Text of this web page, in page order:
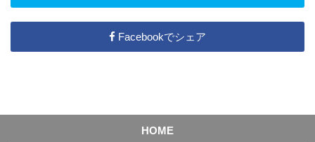
Facebookでシェア
HOME